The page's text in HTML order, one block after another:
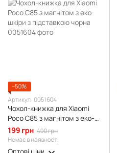
−50%
Артикул: 0051604
Чохол-книжка для Xiaomi
Poco C85 з магнітом з еко-
шкіри з підставкою чорна
199 грн 400 грн
Немає в наявності